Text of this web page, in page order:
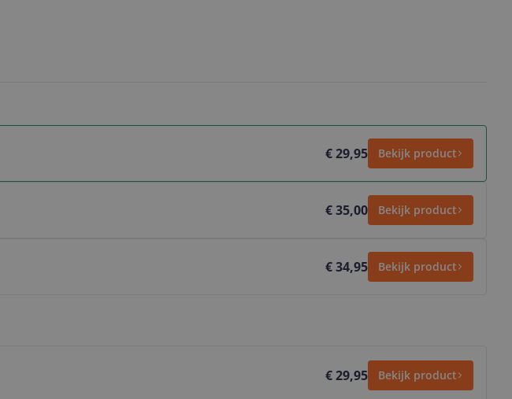
€ 29,95 Bekijk product
€ 35,00 Bekijk product
€ 34,95 Bekijk product
€ 29,95 Bekijk product